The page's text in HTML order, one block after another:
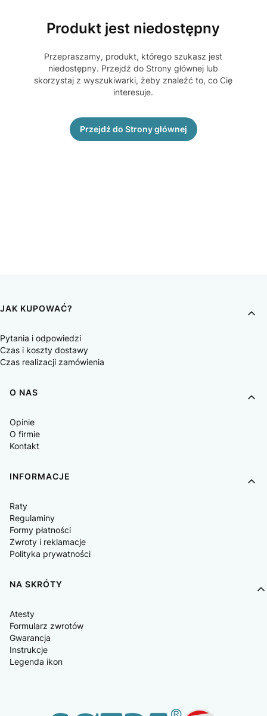
Produkt jest niedostępny
Przepraszamy, produkt, którego szukasz jest
niedostępny. Przejdź do Strony głównej lub
skorzystaj z wyszukiwarki, żeby znaleźć to, co Cię
interesuje.
Przejdź do Strony głównej
JAK KUPOWAĆ?
Pytania i odpowiedzi
Czas i koszty dostawy
Czas realizacji zamówienia
O NAS
Opinie
O firmie
Kontakt
INFORMACJE
Raty
Regulaminy
Formy płatności
Zwroty i reklamacje
Polityka prywatności
NA SKRÓTY
Atesty
Formularz zwrotów
Gwarancja
Instrukcje
Legenda ikon